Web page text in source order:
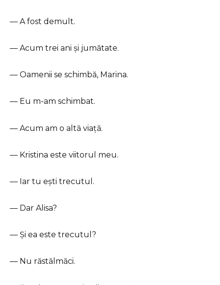
— A fost demult.
— Acum trei ani și jumătate.
— Oamenii se schimbă, Marina.
— Eu m-am schimbat.
— Acum am o altă viață.
— Kristina este viitorul meu.
— Iar tu ești trecutul.
— Dar Alisa?
— Și ea este trecutul?
— Nu răstălmăci.